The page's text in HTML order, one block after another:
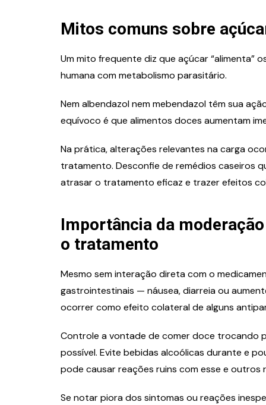
Mitos comuns sobre
Um mito frequente diz que açúcar “alimenta”
humana com metabolismo parasitário.
Nem albendazol nem mebendazol têm sua
equívoco é que alimentos doces aumentam
Na prática, alterações relevantes na carga
tratamento. Desconfie de remédios caseiros
atrasar o tratamento eficaz e trazer efeitos
Importância da
o tratamento
Mesmo sem interação direta com o
gastrointestinais — náusea, diarreia ou
ocorrer como efeito colateral de alguns
Controle a vontade de comer doce trocando
possível. Evite bebidas alcoólicas durante e
pode causar reações ruins com esse e outros
Se notar piora dos sintomas ou reações